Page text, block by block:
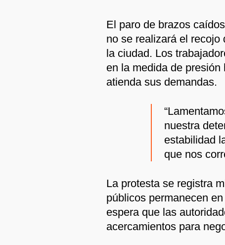
El paro de brazos
no se realizará el
la ciudad. Los
en la medida de
atienda sus demandas.
nuestra
estabilidad
que nos
La protesta se registra
públicos permanecen
espera que las
acercamientos para